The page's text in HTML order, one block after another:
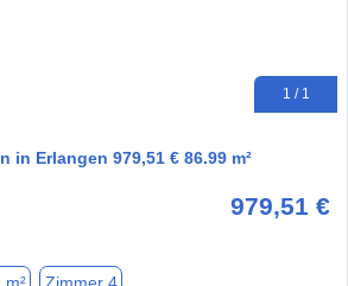
1 / 1
in Erlangen 979,51 € 86.99 m²
979,51 €